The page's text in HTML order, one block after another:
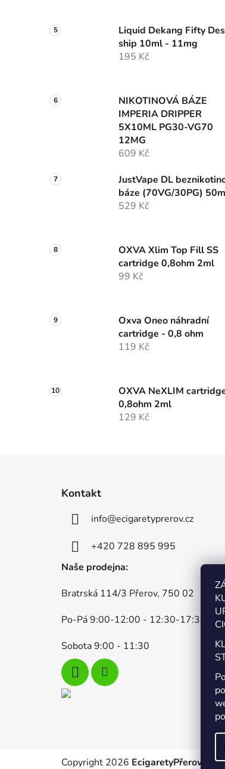
Liquid Dekang Fifty
ship 10ml - 11mg
195 Kč
NIKOTINOVÁ BÁZE
IMPERIA DRIPPER
5X10ML PG30-VG70
12MG
609 Kč
JustVape DL
báze (70VG/30PG)
529 Kč
OXVA Xlim Top Fill SS
cartridge 0,8ohm 2ml
99 Kč
Oxva Oneo náhradní
cartridge - 0,8 ohm
119 Kč
OXVA NeXLIM
0,8ohm 2ml
129 Kč
Kontakt
info@ecigaretyprerov.cz
+420 728 895 995
Naše prodejna:
Bratrská 114/3 Přerov, 750 02
Po-Pá 9:00-12:00 - 12:30-17:30
Sobota 9:00 - 11:30
Copyright 2026 EcigaretyPřerov.cz .